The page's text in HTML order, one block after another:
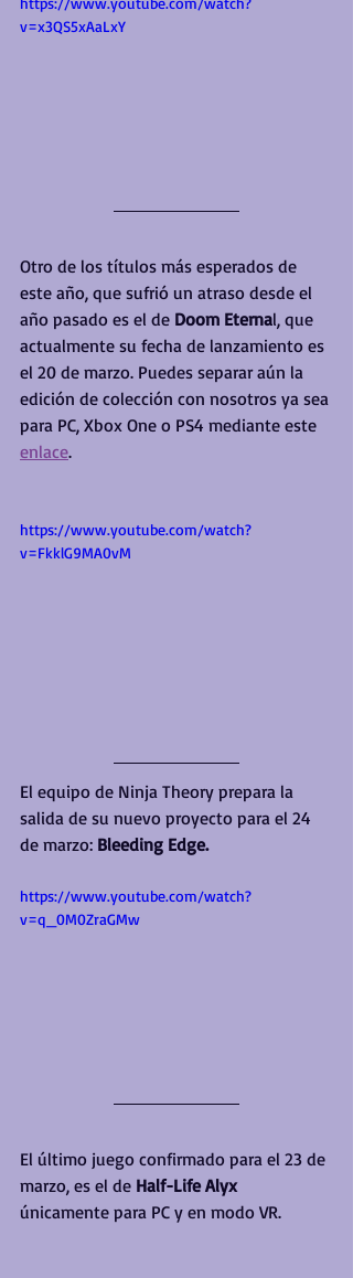
v=x3QS5xAaLxY
Otro de los títulos más esperados de
este año, que sufrió un atraso desde el
año pasado es el de Doom Eternal, que
actualmente su fecha de lanzamiento es
el 20 de marzo. Puedes separar aún la
edición de colección con nosotros ya sea
para PC, Xbox One o PS4 mediante este
enlace.
https://www.youtube.com/watch?
v=FkklG9MA0vM
El equipo de Ninja Theory prepara la
salida de su nuevo proyecto para el 24
de marzo: Bleeding Edge.
https://www.youtube.com/watch?
v=q_0M0ZraGMw
El último juego confirmado para el 23 de
marzo, es el de Half-Life Alyx
únicamente para PC y en modo VR.